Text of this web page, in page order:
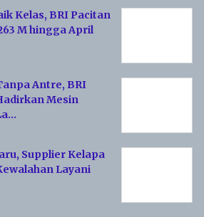
Kelas, BRI Pacitan
M hingga April
Antre, BRI
Mesin
Supplier Kelapa
Layani